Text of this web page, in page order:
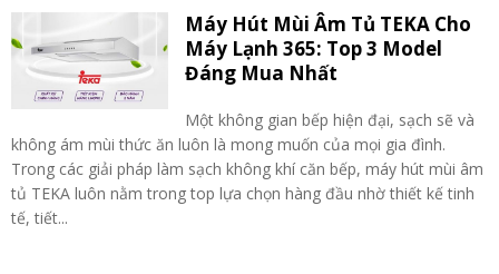
Máy Hút Mùi Âm Tủ TEKA Cho
Máy Lạnh 365: Top 3 Model
Đáng Mua Nhất
Một không gian bếp hiện đại, sạch sẽ và
không ám mùi thức ăn luôn là mong muốn của mọi gia đình.
Trong các giải pháp làm sạch không khí căn bếp, máy hút mùi âm
tủ TEKA luôn nằm trong top lựa chọn hàng đầu nhờ thiết kế tinh
tế, tiết...